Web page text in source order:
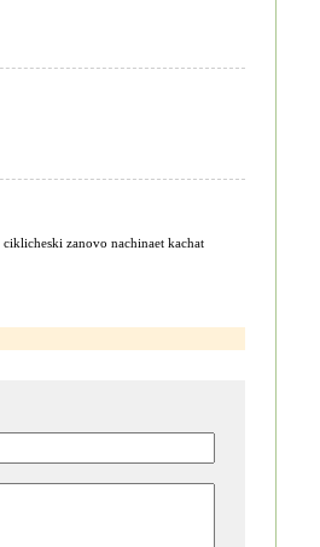
zanovo nachinaet kachat